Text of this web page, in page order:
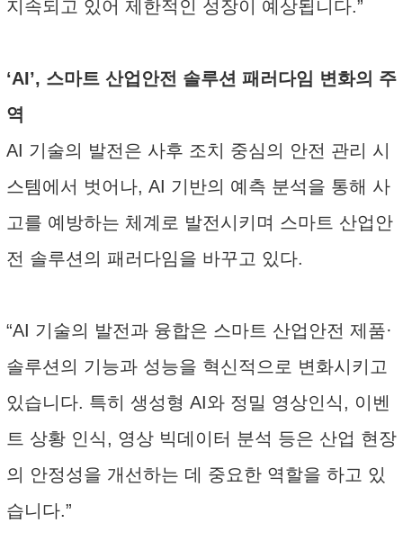
지속되고 있어 제한적인 성장이 예상됩니다.”
‘AI’, 스마트 산업안전 솔루션 패러다임 변화의 주
역
AI 기술의 발전은 사후 조치 중심의 안전 관리 시
스템에서 벗어나, AI 기반의 예측 분석을 통해 사
고를 예방하는 체계로 발전시키며 스마트 산업안
전 솔루션의 패러다임을 바꾸고 있다.
“AI 기술의 발전과 융합은 스마트 산업안전 제품·
솔루션의 기능과 성능을 혁신적으로 변화시키고
있습니다. 특히 생성형 AI와 정밀 영상인식, 이벤
트 상황 인식, 영상 빅데이터 분석 등은 산업 현장
의 안정성을 개선하는 데 중요한 역할을 하고 있
습니다.”